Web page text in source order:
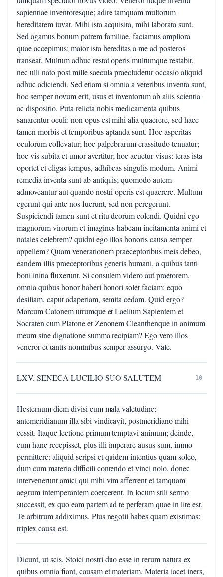
sapientiae inventoresque; adire tamquam multorum
hereditatem iuvat. Mihi ista acquisita, mihi laborata sunt.
Sed agamus bonum patrem familiae, faciamus ampliora
quae accepimus; maior ista hereditas a me ad posteros
transeat. Multum adhuc restat operis multumque restabit,
nec ulli nato post mille saecula praecludetur occasio aliquid
adhuc adiciendi. Sed etiam si omnia a veteribus inventa sunt,
hoc semper novum erit, usus et inventorum ab aliis scientia
ac dispositio. Puta relicta nobis medicamenta quibus
sanarentur oculi: non opus est mihi alia quaerere, sed haec
tamen morbis et temporibus aptanda sunt. Hoc asperitas
oculorum collevatur; hoc palpebrarum crassitudo tenuatur;
hoc vis subita et umor avertitur; hoc acuetur visus: teras ista
oportet et eligas tempus, adhibeas singulis modum. Animi
remedia inventa sunt ab antiquis; quomodo autem
admoveantur aut quando nostri operis est quaerere. Multum
egerunt qui ante nos fuerunt, sed non peregerunt.
Suspiciendi tamen sunt et ritu deorum colendi. Quidni ego
magnorum virorum et imagines habeam incitamenta animi et
natales celebrem? quidni ego illos honoris causa semper
appellem? Quam venerationem praeceptoribus meis debeo,
eandem illis praeceptoribus generis humani, a quibus tanti
boni initia fluxerunt. Si consulem videro aut praetorem,
omnia quibus honor haberi honori solet faciam: equo
desiliam, caput adaperiam, semita cedam. Quid ergo?
Marcum Catonem utrumque et Laelium Sapientem et
Socraten cum Platone et Zenonem Cleanthenque in animum
meum sine dignatione summa recipiam? Ego vero illos
veneror et tantis nominibus semper assurgo. Vale.
LXV. SENECA LUCILIO SUO SALUTEM 10
Hesternum diem divisi cum mala valetudine:
antemeridianum illa sibi vindicavit, postmeridiano mihi
cessit. Itaque lectione primum temptavi animum; deinde,
cum hanc recepisset, plus illi imperare ausus sum, immo
permittere: aliquid scripsi et quidem intentius quam soleo,
dum cum materia difficili contendo et vinci nolo, donec
intervenerunt amici qui mihi vim afferrent et tamquam
aegrum intemperantem coercerent. In locum stili sermo
successit, ex quo eam partem ad te perferam quae in lite est.
Te arbitrum addiximus. Plus negotii habes quam existimas:
triplex causa est.
Dicunt, ut scis, Stoici nostri duo esse in rerum natura ex
quibus omnia fiant, causam et materiam. Materia iacet iners,